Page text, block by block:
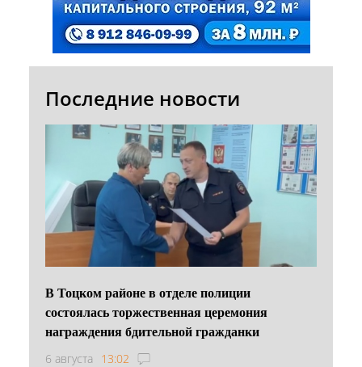
Последние новости
В Тоцком районе в отделе полиции
состоялась торжественная церемония
награждения бдительной гражданки
6 августа 13:02